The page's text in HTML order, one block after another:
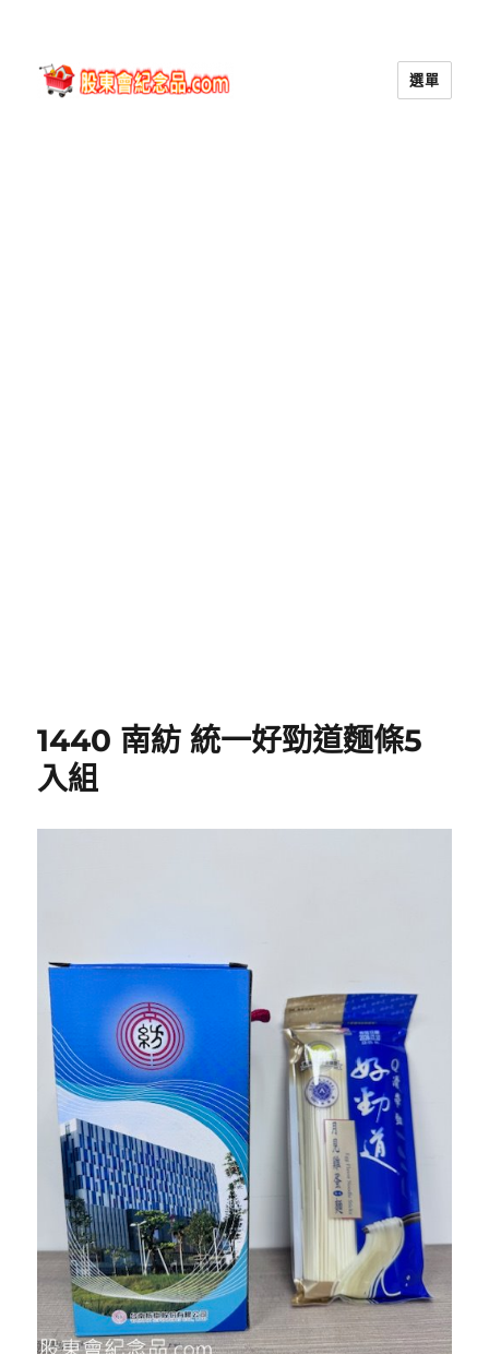
選單
1440 南紡 統一好勁道麵條5
入組